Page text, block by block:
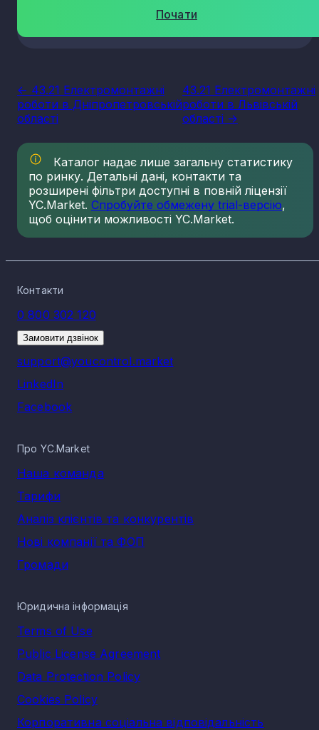
Почати
<- 43.21 Електромонтажні
роботи в Дніпропетровській
області
43.21 Електромонтажні
роботи в Львівській
області ->
Каталог надає лише загальну статистику
по ринку. Детальні дані, контакти та
розширені фільтри доступні в повній ліцензії
YC.Market. Спробуйте обмежену trial-версію,
щоб оцінити можливості YC.Market.
Контакти
0 800 302 120
Замовити дзвінок
support@youcontrol.market
LinkedIn
Facebook
Про YC.Market
Наша команда
Тарифи
Аналіз клієнтів та конкурентів
Нові компанії та ФОП
Громади
Юридична інформація
Terms of Use
Public License Agreement
Data Protection Policy
Cookies Policy
Корпоративна соціальна відповідальність